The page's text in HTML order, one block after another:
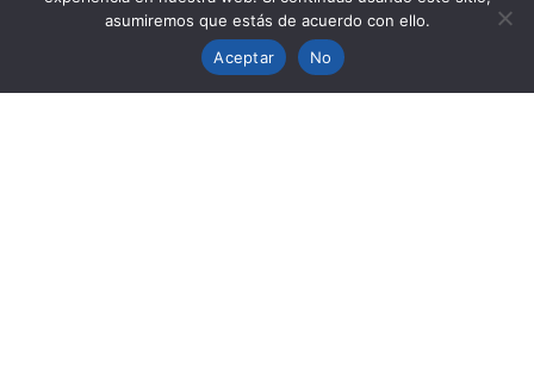
MILANO
asumiremos que estás de acuerdo con ello.
Aceptar
No